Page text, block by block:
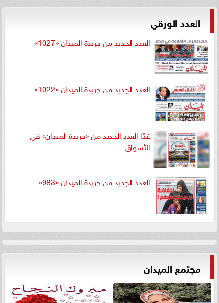
العدد الورقي
العدد الجديد من جريدة الميدان «1027»
العدد الجديد من جريدة الميدان «1022»
غدًا العدد الجديد من «جريدة الميدان» في
الأسواق
العدد الجديد من جريدة الميدان «983»
مجتمع الميدان